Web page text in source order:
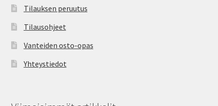
Tilauksen peruutus
Tilausohjeet
Vanteiden osto-opas
Yhteystiedot